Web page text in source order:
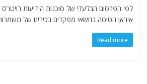
איראן הטיסה בחשאי מפקדים בכירים של
Read more